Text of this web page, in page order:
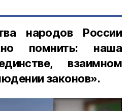
народов России
помнить: наша
взаимном
законов».